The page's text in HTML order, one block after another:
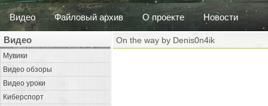
Видео Файловый архив О проекте Новости
Видео
Мувики
Видео обзоры
Видео уроки
Киберспорт
On the way by Denis0n4ik